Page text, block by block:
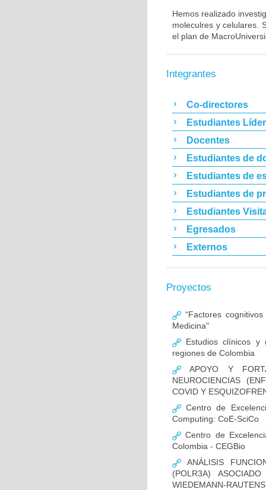
Hemos realizado
moleculres y celulares.
el plan de
Integrantes
Co-directores
Estudiantes
Docentes
Estudiantes de
Estudiantes de
Estudiantes de
Estudiantes
Egresados
Externos
Proyectos
“Factores
Medicina"
Estudios clínicos y
regiones de Colombia
APOYO Y
NEUROCIENCIAS
COVID Y
Centro de
Computing: CoE-SciCo
Centro de
Colombia - CEGBio
ANÁLISIS
(POLR3A)
WIEDEMANN-